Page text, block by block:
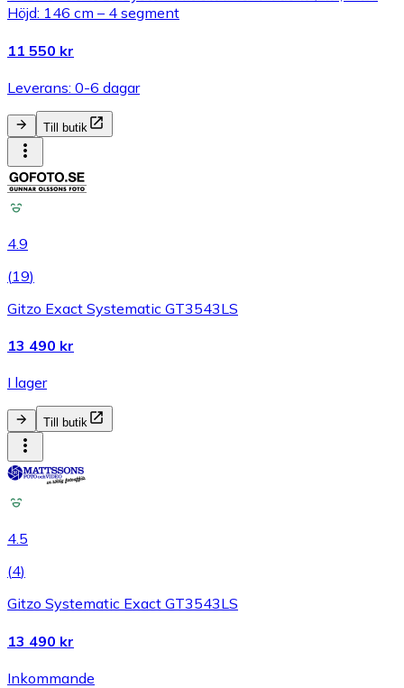
Höjd: 146 cm – 4 segment
11 550 kr
Leverans: 0-6 dagar
Till butik
4.9
(19)
Gitzo Exact Systematic GT3543LS
13 490 kr
I lager
Till butik
4.5
(4)
Gitzo Systematic Exact GT3543LS
13 490 kr
Inkommande